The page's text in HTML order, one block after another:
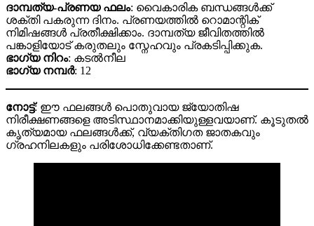
ദാമ്പത്യ-പ്രണയ ഫലം: വൈകാരിക ബന്ധങ്ങൾക്ക്
ശക്തി പകരുന്ന ദിനം. പ്രണയത്തിൽ റൊമാന്റിക്
നിമിഷങ്ങൾ പ്രതീക്ഷിക്കാം. ദാമ്പത്യ ജീവിതത്തിൽ
പങ്കാളിയോട് കരുതലും സ്നേഹവും പ്രകടിപ്പിക്കുക.
ഭാഗ്യ നിറം: കടല്‍നീല
ഭാഗ്യ നമ്പർ: 12
നോട്ട്: ഈ ഫലങ്ങൾ പൊതുവായ ജ്യോതിഷ
നിരീക്ഷണങ്ങളെ അടിസ്ഥാനമാക്കിയുള്ളവയാണ്. കൂടുതൽ
കൃത്യമായ ഫലങ്ങൾക്ക്, വ്യക്തിഗത ജാതകവും
ഗ്രഹനിലകളും പരിശോധിക്കേണ്ടതാണ്.